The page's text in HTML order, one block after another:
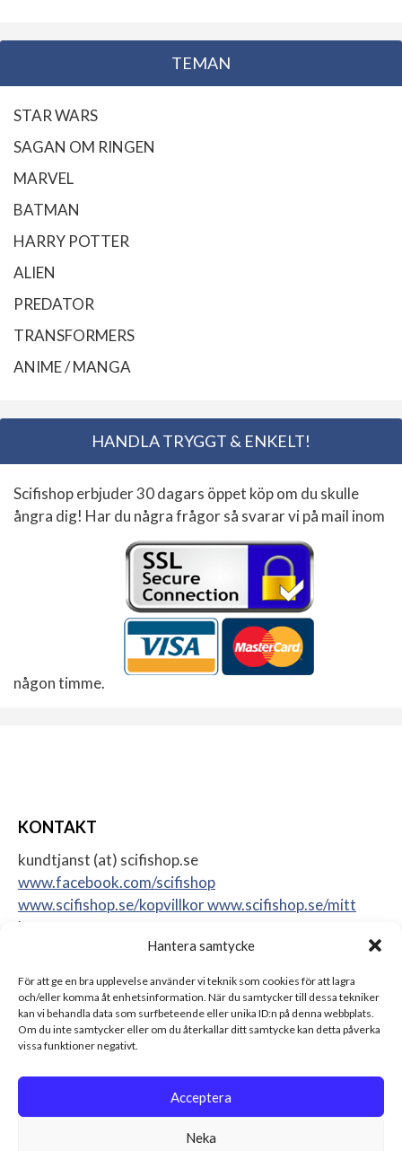
Hantera samtycke
För att ge en bra upplevelse använder vi teknik som cookies för att lagra
och/eller komma åt enhetsinformation. När du samtycker till dessa tekniker
kan vi behandla data som surfbeteende eller unika ID:n på denna webbplats.
Om du inte samtycker eller om du återkallar ditt samtycke kan detta påverka
vissa funktioner negativt.
Acceptera
Neka
TEMAN
STAR WARS
SAGAN OM RINGEN
MARVEL
BATMAN
HARRY POTTER
ALIEN
PREDATOR
TRANSFORMERS
ANIME / MANGA
HANDLA TRYGGT & ENKELT!
Scifishop erbjuder 30 dagars öppet köp om du skulle
ångra dig! Har du några frågor så svarar vi på mail inom
någon timme.
KONTAKT
kundtjanst (at) scifishop.se
www.facebook.com/scifishop
www.scifishop.se/kopvillkorwww.scifishop.se/mitt
konto
17562 Järfälla
Sweden